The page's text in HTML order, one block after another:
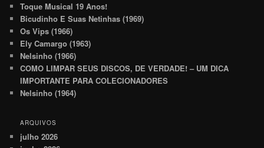
Toque Musical 19 Anos!
Bicudinho E Suas Netinhas (1969)
Os Vips (1966)
Ely Camargo (1963)
Nelsinho (1966)
COMO LIMPAR SEUS DISCOS, DE VERDADE! – UM DICA
IMPORTANTE PARA COLECIONADORES
Nelsinho (1964)
ARQUIVOS
julho 2026